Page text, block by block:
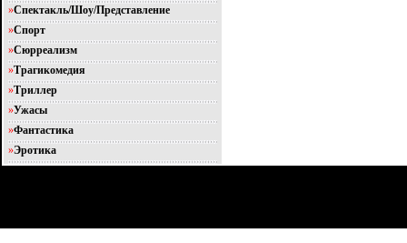
»Спектакль/Шоу/Представление
»Спорт
»Сюрреализм
»Трагикомедия
»Триллер
»Ужасы
»Фантастика
»Эротика